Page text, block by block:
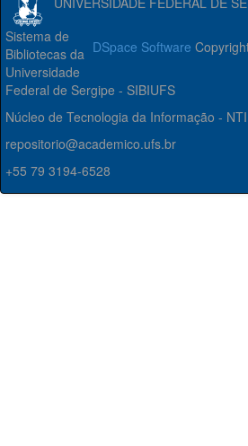
DSpace Software
Sistema de
Bibliotecas da
Universidade
Federal de Sergipe - SIBIUFS
Núcleo de Tecnologia da Informação - NTI
repositorio@academico.ufs.br
+55 79 3194-6528